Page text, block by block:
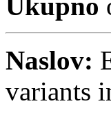
Naslov:
variants